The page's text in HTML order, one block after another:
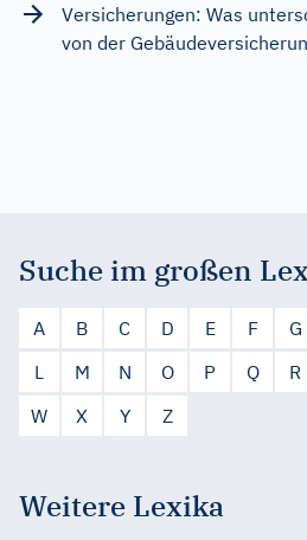
Versicherungen: Was
von der
Suche im großen
A B C D E F G
L
M N O P Q R
W
X Y Z
Weitere Lexika